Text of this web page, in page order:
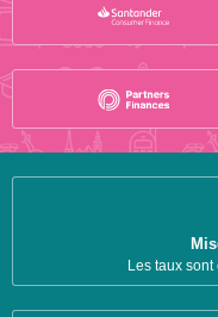
Les taux